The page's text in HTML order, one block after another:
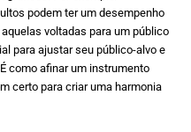
podem ter um desempenho
voltadas para um público
para ajustar seu público-alvo e
como afinar um instrumento
certo para criar uma harmonia